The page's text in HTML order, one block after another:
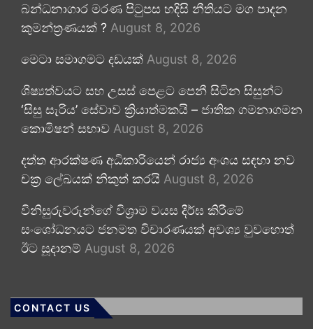
බන්ධනාගාර මරණ පිටුපස හදිසි නීතියට මග පාදන
කුමන්ත්‍රණයක් ? August 8, 2026
මෙටා සමාගමට දඩයක් August 8, 2026
ශිෂ්‍යත්වයට සහ උසස් පෙළට පෙනී සිටින සිසුන්ට
‘සිසු සැරිය’ සේවාව ක්‍රියාත්මකයි – ජාතික ගමනාගමන
කොමිෂන් සභාව August 8, 2026
දත්ත ආරක්ෂණ අධිකාරියෙන් රාජ්‍ය අංශය සඳහා නව
චක්‍ර ලේඛයක් නිකුත් කරයි August 8, 2026
විනිසුරුවරුන්ගේ විශ්‍රාම වයස දීර්ඝ කිරීමේ
සංශෝධනයට ජනමත විචාරණයක් අවශ්‍ය වුවහොත්
ඊට සූදානම් August 8, 2026
CONTACT US